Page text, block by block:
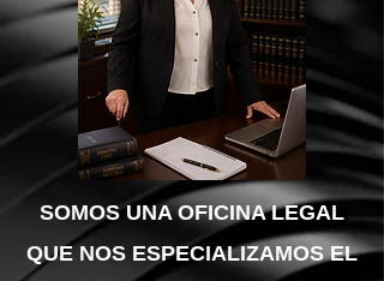
SOMOS UNA OFICINA LEGAL
QUE NOS ESPECIALIZAMOS EL